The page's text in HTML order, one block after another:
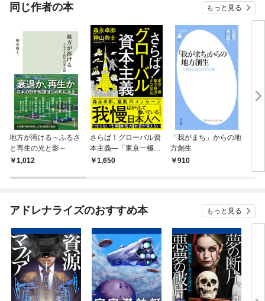
同じ作者の本 もっと見る
地方が溶ける～ふるさ
と再生の光と影～
1,012
さらば！グローバル資
本主義―「東京一極集
中経済」からの決別
1,650
「我がまち」からの地
方創生
910
アドレナライズのおすすめ本 もっと見る